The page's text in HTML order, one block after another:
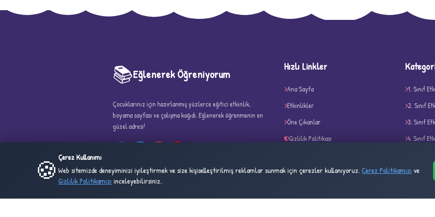
5
📚Eğlenerek Öğreniyorum
Çocuklarınız için hazırlanmış yüzlerce eğitici etkinlik,
boyama sayfası ve çalışma kağıdı. Eğlenerek öğrenmenin en
güzel adresi!
Hızlı Linkler
Ana Sayfa
Etkinlikler
Öne Çıkanlar
Gizlilik Politikası
Kullanım Şartları
1. Sınıf
2. Sınıf
3. Sınıf
4. Sınıf
Akıl ve
🍪 Çerez Kullanımı
Web sitemizde deneyiminizi iyileştirmek ve size kişiselleştirilmiş reklamlar sunmak için çerezler kullanıyoruz.Çerez Politikamızı ve
Gizlilik Politikamızı inceleyebilirsiniz.